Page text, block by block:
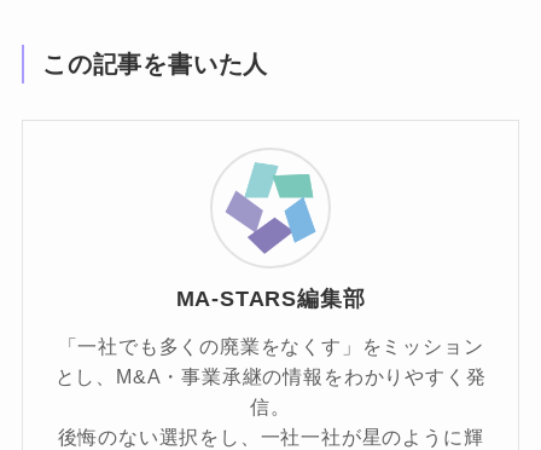
この記事を書いた人
MA-STARS編集部
「一社でも多くの廃業をなくす」をミッション
とし、M&A・事業承継の情報をわかりやすく発
信。
後悔のない選択をし、一社一社が星のように輝